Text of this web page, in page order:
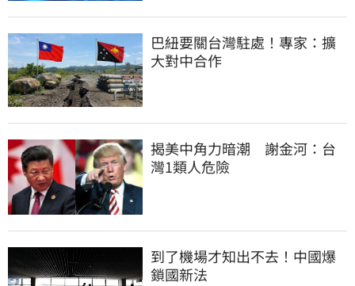
巴紐要關台灣駐處！專家：擴
大對中合作
揭美中角力暗潮　謝金河：台
灣1類人危險
到了機場才知出不去！中國爆
鎖國新法